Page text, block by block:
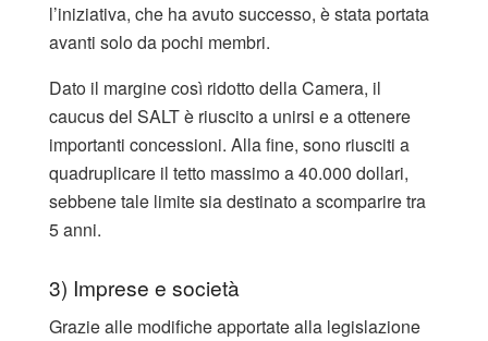
l’iniziativa, che ha avuto successo, è stata portata
avanti solo da pochi membri.
Dato il margine così ridotto della Camera, il
caucus del SALT è riuscito a unirsi e a ottenere
importanti concessioni. Alla fine, sono riusciti a
quadruplicare il tetto massimo a 40.000 dollari,
sebbene tale limite sia destinato a scomparire tra
5 anni.
3) Imprese e società
Grazie alle modifiche apportate alla legislazione